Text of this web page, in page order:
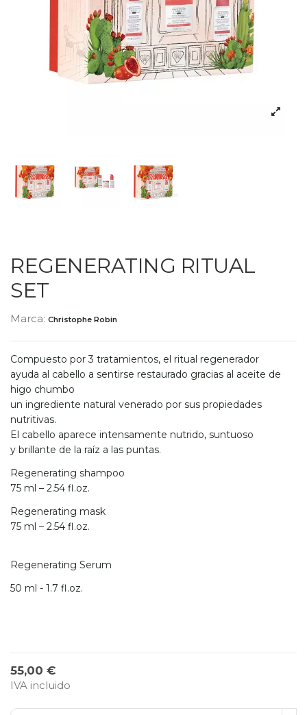
REGENERATING RITUAL
SET
Marca: Christophe Robin
Compuesto por 3 tratamientos, el ritual regenerador
ayuda al cabello a sentirse restaurado gracias al aceite de
higo chumbo
un ingrediente natural venerado por sus propiedades
nutritivas.
El cabello aparece intensamente nutrido, suntuoso
y brillante de la raíz a las puntas.
Regenerating shampoo
75 ml – 2.54 fl.oz.
Regenerating mask
75 ml – 2.54 fl.oz.
Regenerating Serum
50 ml - 1.7 fl.oz.
55,00 €
IVA incluido